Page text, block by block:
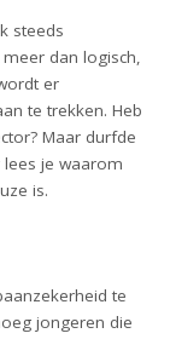
steeds
dan logisch,
er
te trekken. Heb
Maar durfde
je waarom
is.
te
jongeren die